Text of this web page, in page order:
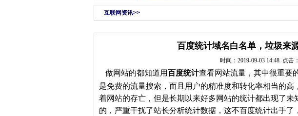
互联网资讯>>
百度统计域名白名单，垃圾来
时间：2019-09-03 14:48 点击：
做网站的都知道用百度统计查看网站流量，其中很重要
是免费的流量搜索，而且用户的精准度和转化率相当的
着网站的存亡，但是长期以来好多网站的统计都出现了
的，严重干扰了站长分析统计数据，这不百度统计出手了